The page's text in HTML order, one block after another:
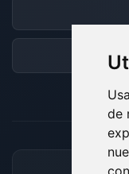
de